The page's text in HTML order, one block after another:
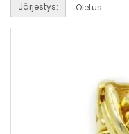
Järjestys: